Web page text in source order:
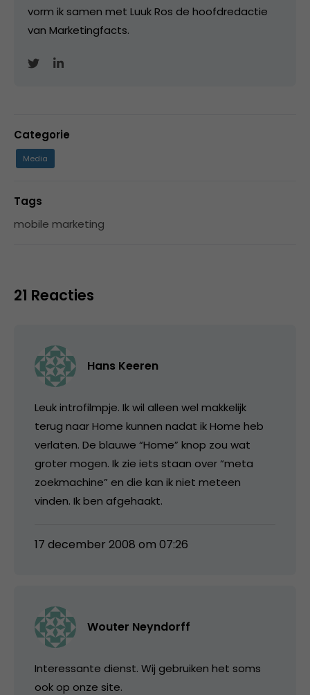
vorm ik samen met Luuk Ros de hoofdredactie
van Marketingfacts.
Categorie
Media
Tags
mobile marketing
21 Reacties
Hans Keeren
Leuk introfilmpje. Ik wil alleen wel makkelijk
terug naar Home kunnen nadat ik Home heb
verlaten. De blauwe “Home” knop zou wat
groter mogen. Ik zie iets staan over “meta
zoekmachine” en die kan ik niet meteen
vinden. Ik ben afgehaakt.
17 december 2008 om 07:26
Wouter Neyndorff
Interessante dienst. Wij gebruiken het soms
ook op onze site.